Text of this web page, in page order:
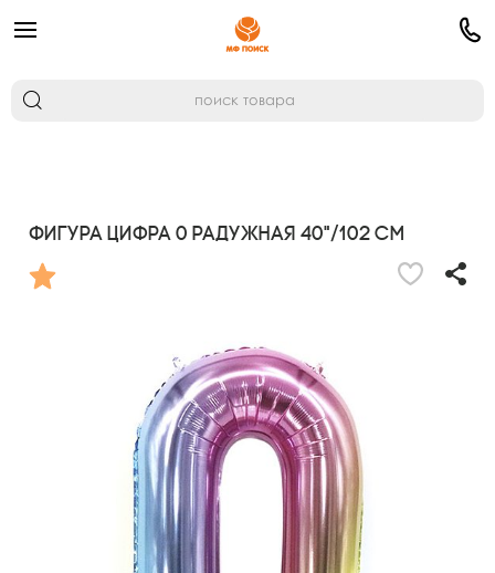
Фигура Цифра 0 Радужная 40"/102 см